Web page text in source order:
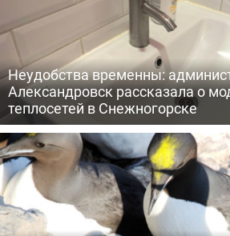
Неудобства временны:
Александровск рассказала о
теплосетей в Снежногорске